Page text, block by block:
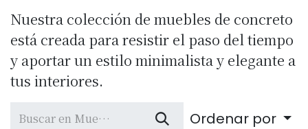
Nuestra colección de muebles de concreto
está creada para resistir el paso del tiempo
y aportar un estilo minimalista y elegante a
tus interiores.
Ordenar por